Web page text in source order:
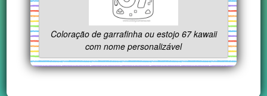
Coloração de garrafinha ou estojo 67 kawaii
com nome personalizável